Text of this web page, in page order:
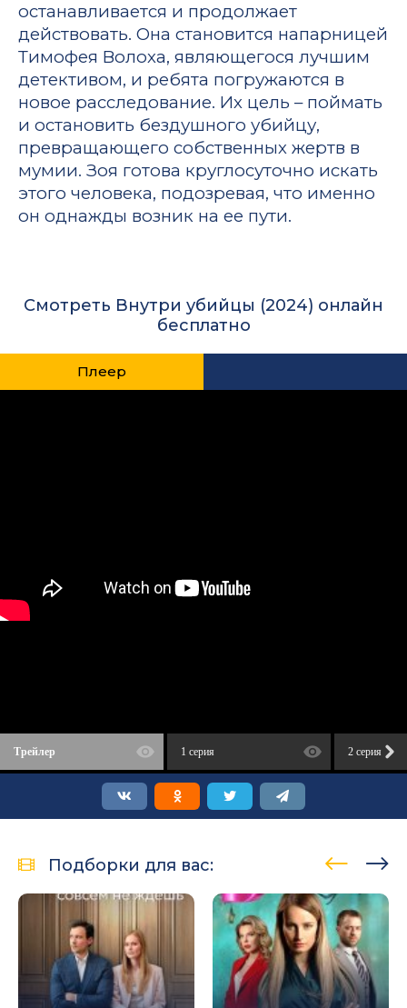
останавливается и продолжает
действовать. Она становится напарницей
Тимофея Волоха, являющегося лучшим
детективом, и ребята погружаются в
новое расследование. Их цель – поймать
и остановить бездушного убийцу,
превращающего собственных жертв в
мумии. Зоя готова круглосуточно искать
этого человека, подозревая, что именно
он однажды возник на ее пути.
Смотреть Внутри убийцы (2024) онлайн
бесплатно
Плеер
Трейлер 1 серия 2 серия
Подборки для вас: